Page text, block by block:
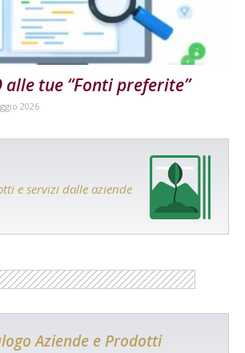
alle tue “Fonti preferite”
2026
e servizi dalle aziende
Aziende e Prodotti